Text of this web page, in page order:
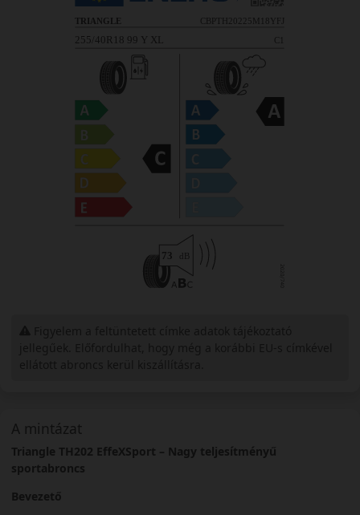
A mintázat
Triangle TH202 EffeXSport – Nagy teljesítményű
sportabroncs
Bevezető